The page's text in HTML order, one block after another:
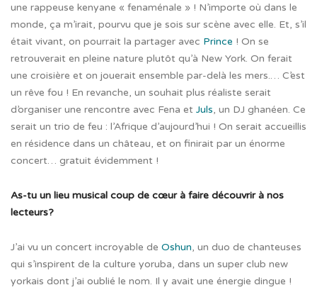
une rappeuse kenyane « fenaménale » ! N’importe où dans le
monde, ça m’irait, pourvu que je sois sur scène avec elle. Et, s’il
était vivant, on pourrait la partager avec Prince ! On se
retrouverait en pleine nature plutôt qu’à New York. On ferait
une croisière et on jouerait ensemble par-delà les mers.… C’est
un rêve fou ! En revanche, un souhait plus réaliste serait
d’organiser une rencontre avec Fena et Juls, un DJ ghanéen. Ce
serait un trio de feu : l’Afrique d’aujourd’hui ! On serait accueillis
en résidence dans un château, et on finirait par un énorme
concert… gratuit évidemment !
As-tu un lieu musical coup de cœur à faire découvrir à nos
lecteurs?
J’ai vu un concert incroyable de Oshun, un duo de chanteuses
qui s’inspirent de la culture yoruba, dans un super club new
yorkais dont j’ai oublié le nom. Il y avait une énergie dingue !